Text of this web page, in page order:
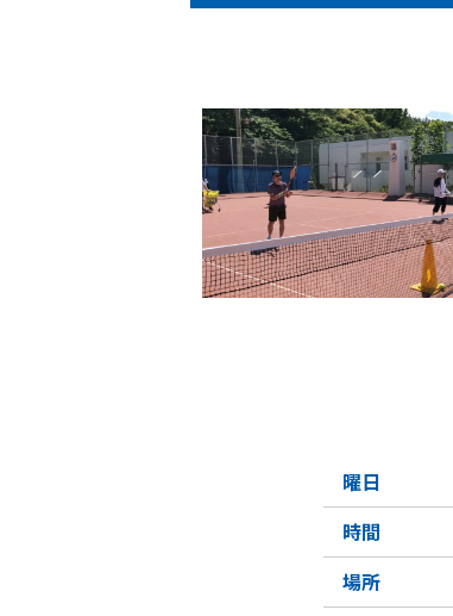
曜日
時間
場所